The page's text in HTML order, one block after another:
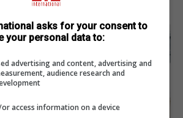
asks for your consent to
your personal data to:
advertising and content, advertising and
audience research and
access information on a device